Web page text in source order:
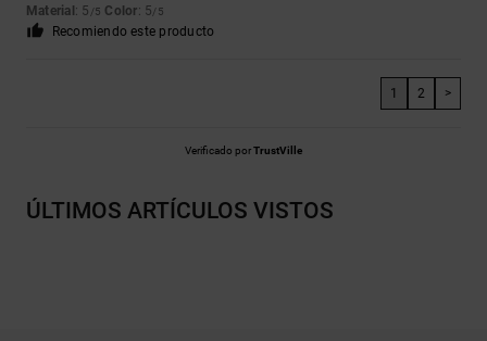
Material : 5 /5 Color: 5/5
Recomiendo este producto
1 2 >
Verificado porTrustVille
ÚLTIMOS ARTÍCULOS VISTOS